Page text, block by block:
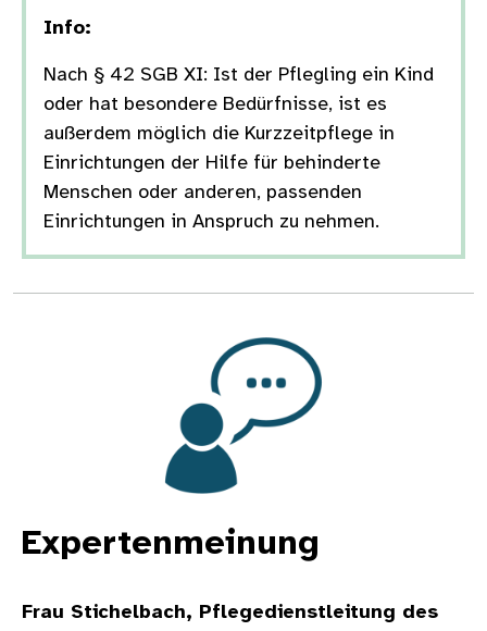
Info:
Nach § 42 SGB XI: Ist der Pflegling ein Kind
oder hat besondere Bedürfnisse, ist es
außerdem möglich die Kurzzeitpflege in
Einrichtungen der Hilfe für behinderte
Menschen oder anderen, passenden
Einrichtungen in Anspruch zu nehmen.
Expertenmeinung
Frau Stichelbach, Pflegedienstleitung des